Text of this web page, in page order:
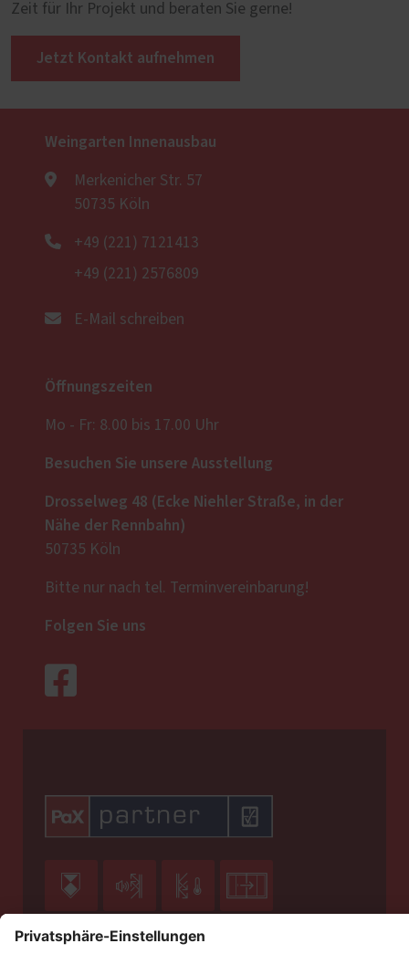
Zeit für Ihr Projekt und beraten Sie gerne!
Jetzt Kontakt aufnehmen
Weingarten Innenausbau
Merkenicher Str. 57
50735 Köln
+49 (221) 7121413
+49 (221) 2576809
E-Mail schreiben
Öffnungszeiten
Mo - Fr: 8.00 bis 17.00 Uhr
Besuchen Sie unsere Ausstellung
Drosselweg 48 (Ecke Niehler Straße, in der
Nähe der Rennbahn)
50735 Köln
Bitte nur nach tel. Terminvereinbarung!
Folgen Sie uns
   
 